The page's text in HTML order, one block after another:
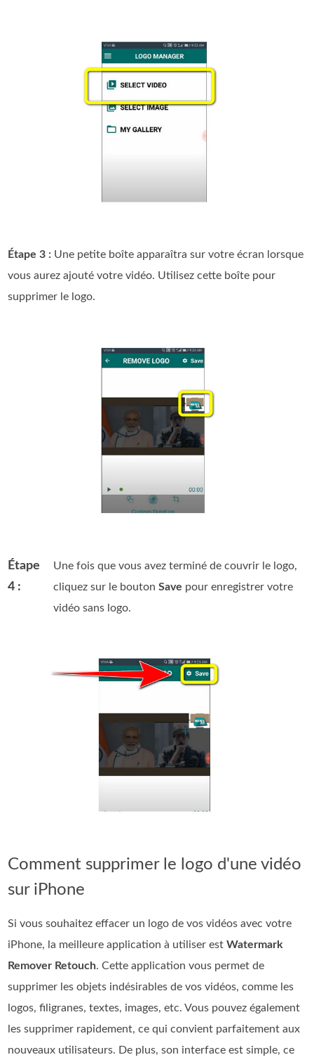
Étape 3 : Une petite boîte apparaîtra sur votre écran lorsque
vous aurez ajouté votre vidéo. Utilisez cette boîte pour
supprimer le logo.
Étape
4 :
Une fois que vous avez terminé de couvrir le logo,
cliquez sur le boutonSave pour enregistrer votre
vidéo sans logo.
Comment supprimer le logo d'une vidéo
sur iPhone
Si vous souhaitez effacer un logo de vos vidéos avec votre
iPhone, la meilleure application à utiliser estWatermark
Remover Retouch. Cette application vous permet de
supprimer les objets indésirables de vos vidéos, comme les
logos, filigranes, textes, images, etc. Vous pouvez également
les supprimer rapidement, ce qui convient parfaitement aux
nouveaux utilisateurs. De plus, son interface est simple, ce